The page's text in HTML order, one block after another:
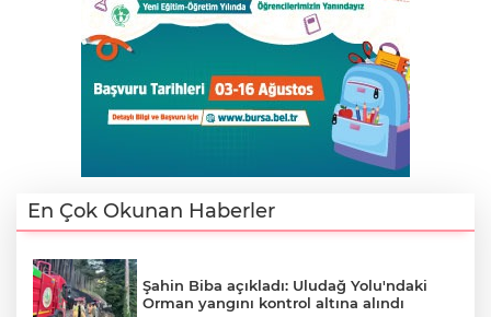
En Çok Okunan Haberler
Şahin Biba açıkladı: Uludağ Yolu'ndaki
Orman yangını kontrol altına alındı